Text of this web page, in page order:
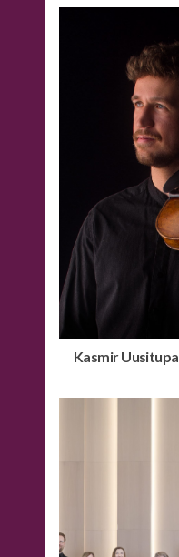
Kasmir Uusitupa